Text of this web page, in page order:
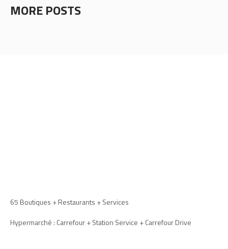
MORE POSTS
65 Boutiques + Restaurants + Services
Hypermarché : Carrefour + Station Service + Carrefour Drive